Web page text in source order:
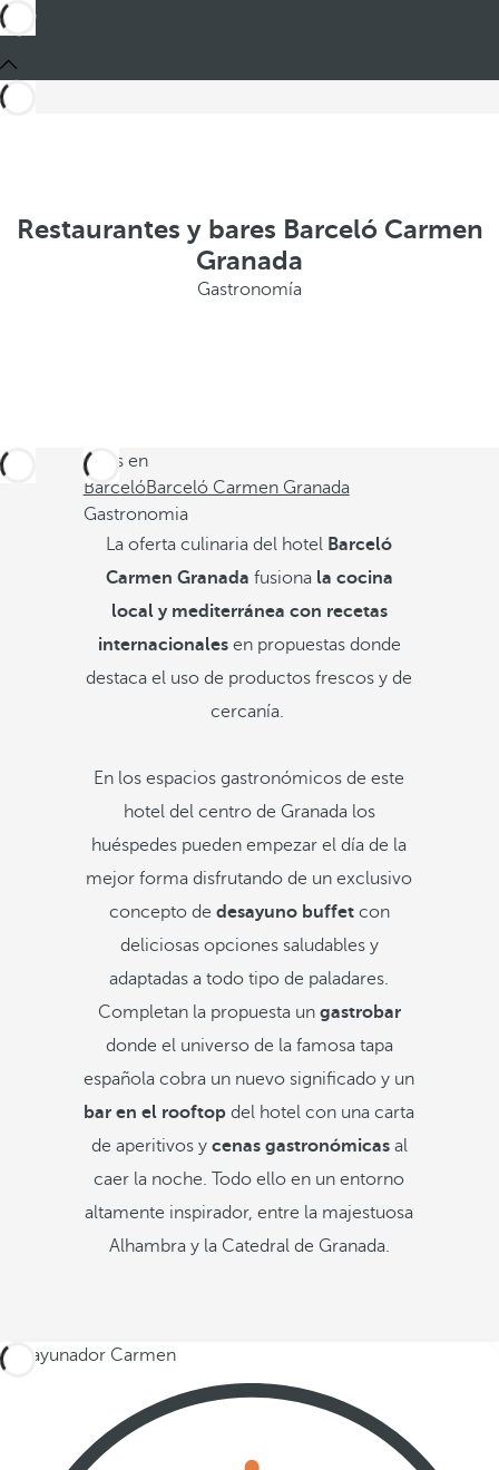
Restaurantes y bares Barceló Carmen
Granada
Gastronomía
Estás en
BarcelóBarceló Carmen Granada
Gastronomia
La oferta culinaria del hotel Barceló
Carmen Granada fusiona la cocina
local y mediterránea con recetas
internacionales en propuestas donde
destaca el uso de productos frescos y de
cercanía.
En los espacios gastronómicos de este
hotel del centro de Granada los
huéspedes pueden empezar el día de la
mejor forma disfrutando de un exclusivo
concepto de desayuno buffetcon
deliciosas opciones saludables y
adaptadas a todo tipo de paladares.
Completan la propuesta un gastrobar
donde el universo de la famosa tapa
española cobra un nuevo significado y un
bar en el rooftop del hotel con una carta
de aperitivos y cenas gastronómicasal
caer la noche. Todo ello en un entorno
altamente inspirador, entre la majestuosa
Alhambra y la Catedral de Granada.
Desayunador Carmen